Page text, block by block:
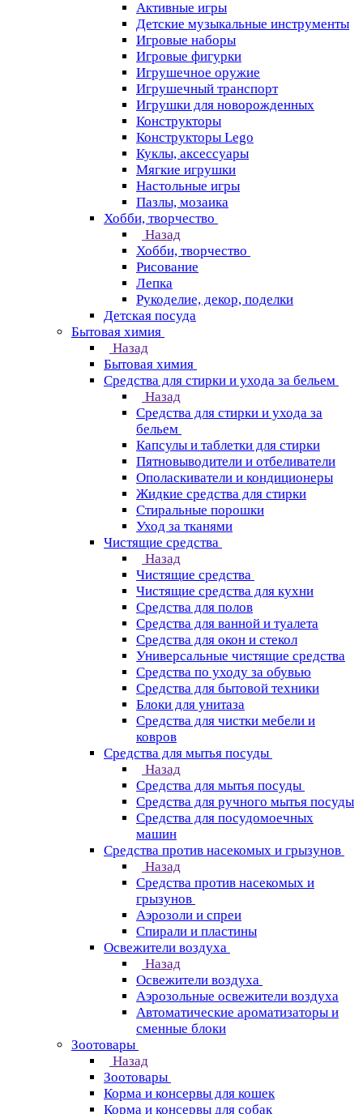
Активные игры
Детские музыкальные инструменты
Игровые наборы
Игровые фигурки
Игрушечное оружие
Игрушечный транспорт
Игрушки для новорожденных
Конструкторы
Конструкторы Lego
Куклы, аксессуары
Мягкие игрушки
Настольные игры
Пазлы, мозаика
Хобби, творчество
Назад
Хобби, творчество
Рисование
Лепка
Рукоделие, декор, поделки
Детская посуда
Бытовая химия
Назад
Бытовая химия
Средства для стирки и ухода за бельем
Назад
Средства для стирки и ухода за
бельем
Капсулы и таблетки для стирки
Пятновыводители и отбеливатели
Ополаскиватели и кондиционеры
Жидкие средства для стирки
Стиральные порошки
Уход за тканями
Чистящие средства
Назад
Чистящие средства
Чистящие средства для кухни
Средства для полов
Средства для ванной и туалета
Средства для окон и стекол
Универсальные чистящие средства
Средства по уходу за обувью
Средства для бытовой техники
Блоки для унитаза
Средства для чистки мебели и
ковров
Средства для мытья посуды
Назад
Средства для мытья посуды
Средства для ручного мытья посуды
Средства для посудомоечных
машин
Средства против насекомых и грызунов
Назад
Средства против насекомых и
грызунов
Аэрозоли и спреи
Спирали и пластины
Освежители воздуха
Назад
Освежители воздуха
Аэрозольные освежители воздуха
Автоматические ароматизаторы и
сменные блоки
Зоотовары
Назад
Зоотовары
Корма и консервы для кошек
Корма и консервы для собак